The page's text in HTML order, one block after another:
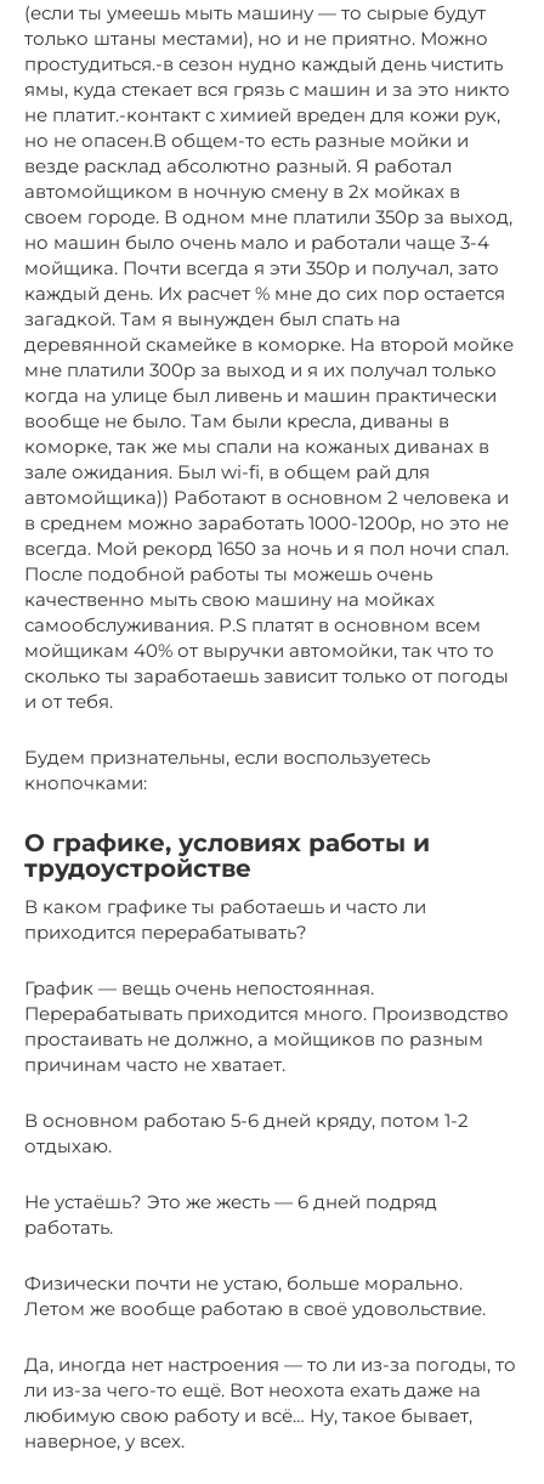
(если ты умеешь мыть машину — то сырые будут
только штаны местами), но и не приятно. Можно
простудиться.-в сезон нудно каждый день чистить
ямы, куда стекает вся грязь с машин и за это никто
не платит.-контакт с химией вреден для кожи рук,
но не опасен.В общем-то есть разные мойки и
везде расклад абсолютно разный. Я работал
автомойщиком в ночную смену в 2х мойках в
своем городе. В одном мне платили 350р за выход,
но машин было очень мало и работали чаще 3-4
мойщика. Почти всегда я эти 350р и получал, зато
каждый день. Их расчет % мне до сих пор остается
загадкой. Там я вынужден был спать на
деревянной скамейке в коморке. На второй мойке
мне платили 300р за выход и я их получал только
когда на улице был ливень и машин практически
вообще не было. Там были кресла, диваны в
коморке, так же мы спали на кожаных диванах в
зале ожидания. Был wi-fi, в общем рай для
автомойщика)) Работают в основном 2 человека и
в среднем можно заработать 1000-1200р, но это не
всегда. Мой рекорд 1650 за ночь и я пол ночи спал.
После подобной работы ты можешь очень
качественно мыть свою машину на мойках
самообслуживания. P.S платят в основном всем
мойщикам 40% от выручки автомойки, так что то
сколько ты заработаешь зависит только от погоды
и от тебя.
Будем признательны, если воспользуетесь
кнопочками:
О графике, условиях работы и
трудоустройстве
В каком графике ты работаешь и часто ли
приходится перерабатывать?
График — вещь очень непостоянная.
Перерабатывать приходится много. Производство
простаивать не должно, а мойщиков по разным
причинам часто не хватает.
В основном работаю 5-6 дней кряду, потом 1-2
отдыхаю.
Не устаёшь? Это же жесть — 6 дней подряд
работать.
Физически почти не устаю, больше морально.
Летом же вообще работаю в своё удовольствие.
Да, иногда нет настроения — то ли из-за погоды, то
ли из-за чего-то ещё. Вот неохота ехать даже на
любимую свою работу и всё… Ну, такое бывает,
наверное, у всех.